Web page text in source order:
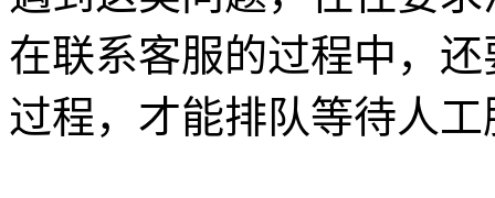
在联系客服的过程中，
过程，才能排队等待人工